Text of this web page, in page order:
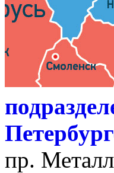
пр.